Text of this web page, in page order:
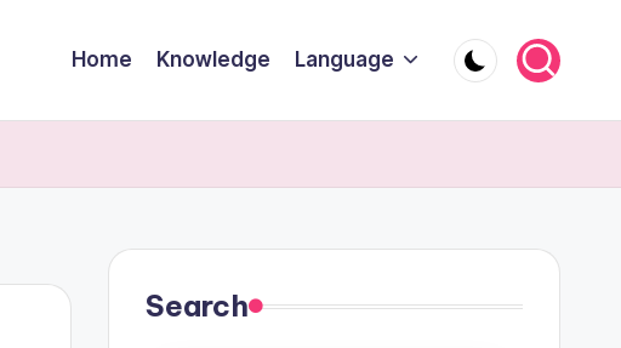
Home Knowledge Language
Search